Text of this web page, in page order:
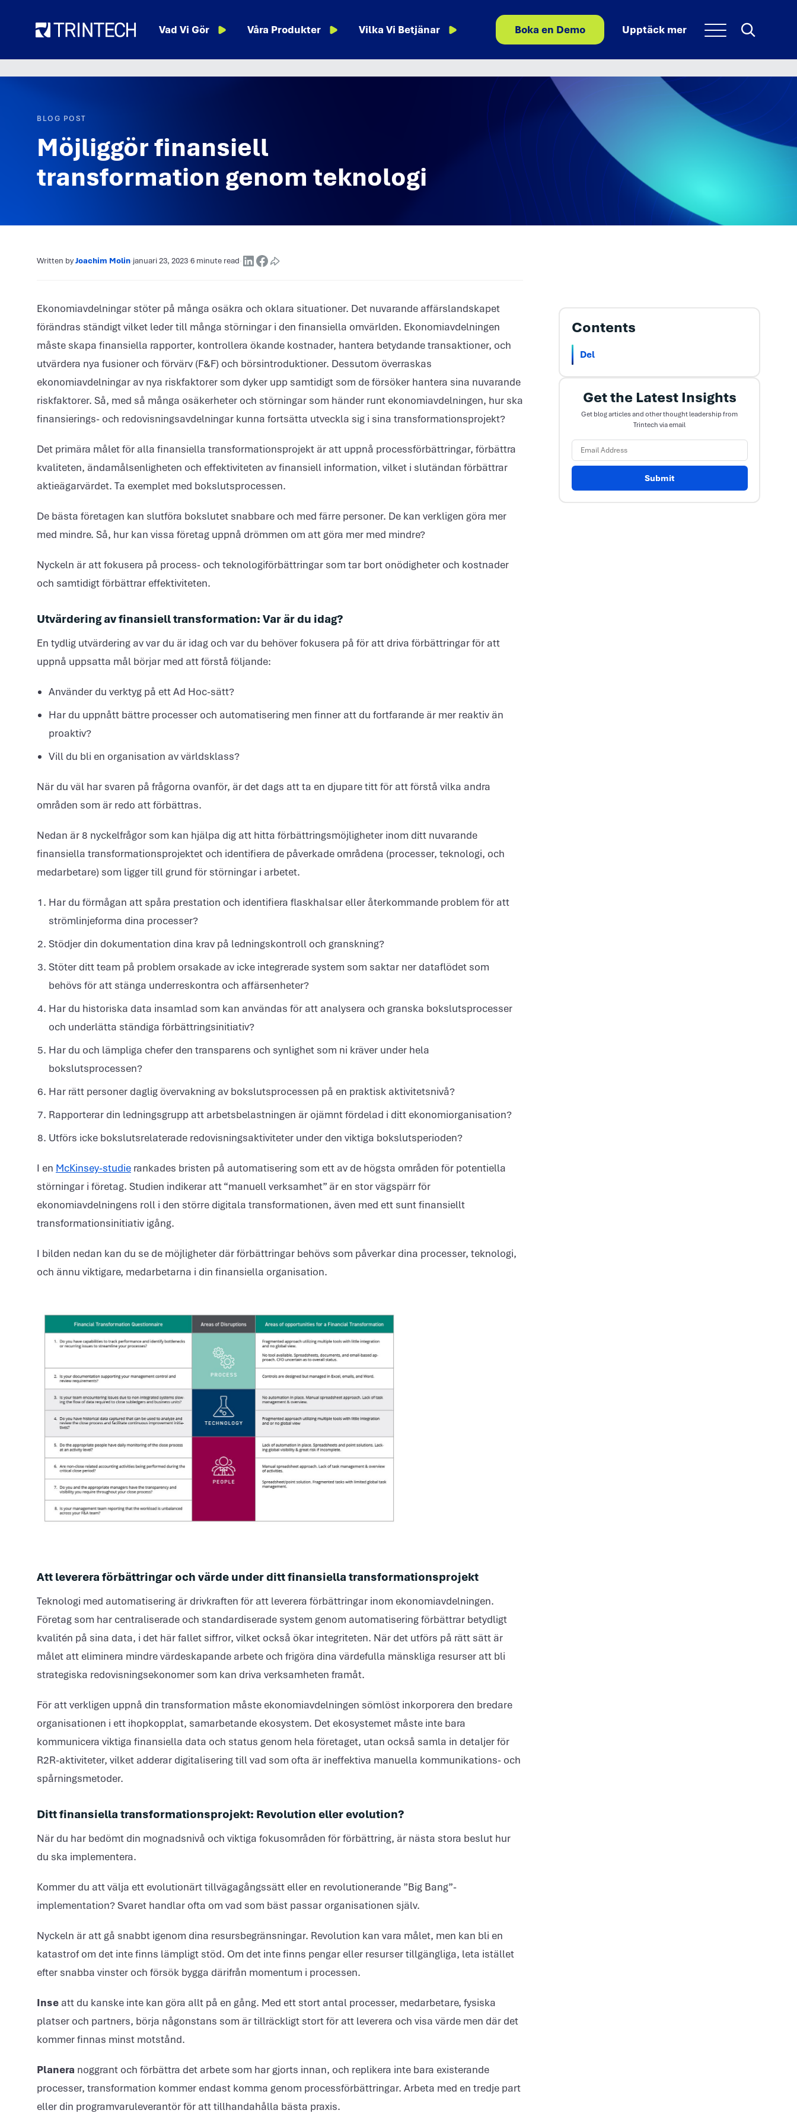
Vad Vi Gör Våra Produkter Vilka Vi Betjänar Boka en Demo Upptäck mer
Meny Sök
BLOG POST
Möjliggör finansiell
transformation genom teknologi
Written byJoachim Molin·januari 23, 2023·6 minute read·
Ekonomiavdelningar stöter på många osäkra och oklara situationer. Det nuvarande affärslandskapet
förändras ständigt vilket leder till många störningar i den finansiella omvärlden. Ekonomiavdelningen
måste skapa finansiella rapporter, kontrollera ökande kostnader, hantera betydande transaktioner, och
utvärdera nya fusioner och förvärv (F&F) och börsintroduktioner. Dessutom överraskas
ekonomiavdelningar av nya riskfaktorer som dyker upp samtidigt som de försöker hantera sina nuvarande
riskfaktorer. Så, med så många osäkerheter och störningar som händer runt ekonomiavdelningen, hur ska
finansierings- och redovisningsavdelningar kunna fortsätta utveckla sig i sina transformationsprojekt?
Det primära målet för alla finansiella transformationsprojekt är att uppnå processförbättringar, förbättra
kvaliteten, ändamålsenligheten och effektiviteten av finansiell information, vilket i slutändan förbättrar
aktieägarvärdet. Ta exemplet med bokslutsprocessen.
De bästa företagen kan slutföra bokslutet snabbare och med färre personer. De kan verkligen göra mer
med mindre. Så, hur kan vissa företag uppnå drömmen om att göra mer med mindre?
Nyckeln är att fokusera på process- och teknologiförbättringar som tar bort onödigheter och kostnader
och samtidigt förbättrar effektiviteten.
Utvärdering av finansiell transformation: Var är du idag?
En tydlig utvärdering av var du är idag och var du behöver fokusera på för att driva förbättringar för att
uppnå uppsatta mål börjar med att förstå följande:
Använder du verktyg på ett Ad Hoc-sätt?
Har du uppnått bättre processer och automatisering men finner att du fortfarande är mer reaktiv än
proaktiv?
Vill du bli en organisation av världsklass?
När du väl har svaren på frågorna ovanför, är det dags att ta en djupare titt för att förstå vilka andra
områden som är redo att förbättras.
Nedan är 8 nyckelfrågor som kan hjälpa dig att hitta förbättringsmöjligheter inom ditt nuvarande
finansiella transformationsprojektet och identifiera de påverkade områdena (processer, teknologi, och
medarbetare) som ligger till grund för störningar i arbetet.
Har du förmågan att spåra prestation och identifiera flaskhalsar eller återkommande problem för att
strömlinjeforma dina processer?
Stödjer din dokumentation dina krav på ledningskontroll och granskning?
Stöter ditt team på problem orsakade av icke integrerade system som saktar ner dataflödet som
behövs för att stänga underreskontra och affärsenheter?
Har du historiska data insamlad som kan användas för att analysera och granska bokslutsprocesser
och underlätta ständiga förbättringsinitiativ?
Har du och lämpliga chefer den transparens och synlighet som ni kräver under hela
bokslutsprocessen?
Har rätt personer daglig övervakning av bokslutsprocessen på en praktisk aktivitetsnivå?
Rapporterar din ledningsgrupp att arbetsbelastningen är ojämnt fördelad i ditt ekonomiorganisation?
Utförs icke bokslutsrelaterade redovisningsaktiviteter under den viktiga bokslutsperioden?
I en McKinsey-studie rankades bristen på automatisering som ett av de högsta områden för potentiella
störningar i företag. Studien indikerar att “manuell verksamhet” är en stor vägspärr för
ekonomiavdelningens roll i den större digitala transformationen, även med ett sunt finansiellt
transformationsinitiativ igång.
I bilden nedan kan du se de möjligheter där förbättringar behövs som påverkar dina processer, teknologi,
och ännu viktigare, medarbetarna i din finansiella organisation.
Att leverera förbättringar och värde under ditt finansiella transformationsprojekt
Teknologi med automatisering är drivkraften för att leverera förbättringar inom ekonomiavdelningen.
Företag som har centraliserade och standardiserade system genom automatisering förbättrar betydligt
kvalitén på sina data, i det här fallet siffror, vilket också ökar integriteten. När det utförs på rätt sätt är
målet att eliminera mindre värdeskapande arbete och frigöra dina värdefulla mänskliga resurser att bli
strategiska redovisningsekonomer som kan driva verksamheten framåt.
För att verkligen uppnå din transformation måste ekonomiavdelningen sömlöst inkorporera den bredare
organisationen i ett ihopkopplat, samarbetande ekosystem. Det ekosystemet måste inte bara
kommunicera viktiga finansiella data och status genom hela företaget, utan också samla in detaljer för
R2R-aktiviteter, vilket adderar digitalisering till vad som ofta är ineffektiva manuella kommunikations- och
spårningsmetoder.
Ditt finansiella transformationsprojekt: Revolution eller evolution?
När du har bedömt din mognadsnivå och viktiga fokusområden för förbättring, är nästa stora beslut hur
du ska implementera.
Kommer du att välja ett evolutionärt tillvägagångssätt eller en revolutionerande ”Big Bang”-
implementation? Svaret handlar ofta om vad som bäst passar organisationen själv.
Nyckeln är att gå snabbt igenom dina resursbegränsningar. Revolution kan vara målet, men kan bli en
katastrof om det inte finns lämpligt stöd. Om det inte finns pengar eller resurser tillgängliga, leta istället
efter snabba vinster och försök bygga därifrån momentum i processen.
Inse att du kanske inte kan göra allt på en gång. Med ett stort antal processer, medarbetare, fysiska
platser och partners, börja någonstans som är tillräckligt stort för att leverera och visa värde men där det
kommer finnas minst motstånd.
Planera noggrant och förbättra det arbete som har gjorts innan, och replikera inte bara existerande
processer, transformation kommer endast komma genom processförbättringar. Arbeta med en tredje part
eller din programvaruleverantör för att tillhandahålla bästa praxis.
Contents
Del
Get the Latest Insights
Get blog articles and other thought leadership from
Trintech via email
Submit